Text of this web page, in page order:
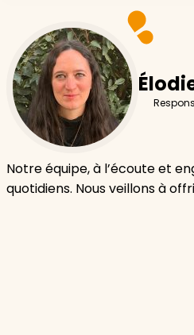
Notre équipe, à l’écoute et
quotidiens. Nous veillons à